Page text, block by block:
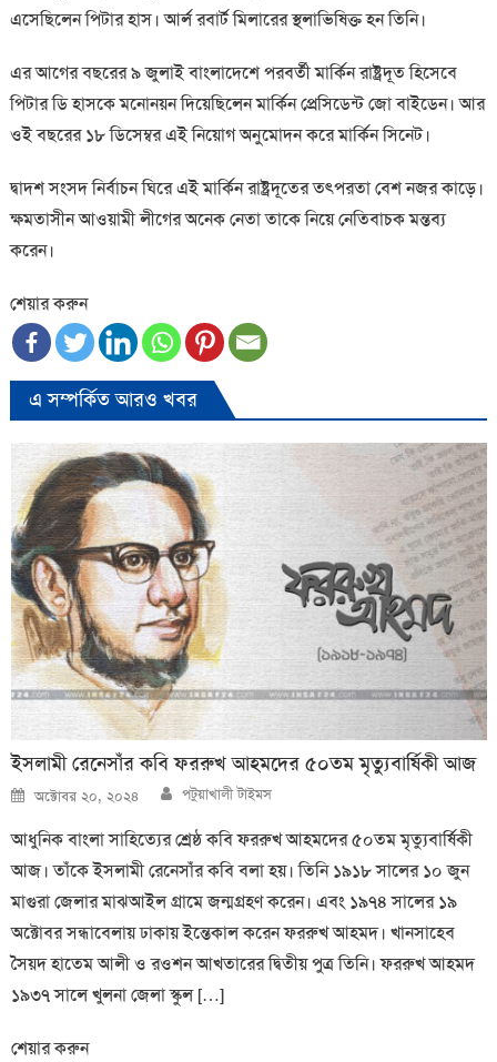
এসেছিলেন পিটার হাস। আর্ল রবার্ট মিলারের স্থলাভিষিক্ত হন তিনি।
এর আগের বছরের ৯ জুলাই বাংলাদেশে পরবর্তী মার্কিন রাষ্ট্রদূত হিসেবে
পিটার ডি হাসকে মনোনয়ন দিয়েছিলেন মার্কিন প্রেসিডেন্ট জো বাইডেন। আর
ওই বছরের ১৮ ডিসেম্বর এই নিয়োগ অনুমোদন করে মার্কিন সিনেট।
দ্বাদশ সংসদ নির্বাচন ঘিরে এই মার্কিন রাষ্ট্রদূতের তৎপরতা বেশ নজর কাড়ে।
ক্ষমতাসীন আওয়ামী লীগের অনেক নেতা তাকে নিয়ে নেতিবাচক মন্তব্য
করেন।
শেয়ার করুন
এ সম্পর্কিত আরও খবর
ইসলামী রেনেসাঁর কবি ফররুখ আহমদের ৫০তম মৃত্যুবার্ষিকী আজ
Posted
on
অক্টোবর ২০, ২০২৪ Author
পটুয়াখালী টাইমস
আধুনিক বাংলা সাহিত্যের শ্রেষ্ঠ কবি ফররুখ আহমদের ৫০তম মৃত্যুবার্ষিকী
আজ। তাঁকে ইসলামী রেনেসাঁর কবি বলা হয়। তিনি ১৯১৮ সালের ১০ জুন
মাগুরা জেলার মাঝআইল গ্রামে জন্মগ্রহণ করেন। এবং ১৯৭৪ সালের ১৯
অক্টোবর সন্ধাবেলায় ঢাকায় ইন্তেকাল করেন ফররুখ আহমদ। খানসাহেব
সৈয়দ হাতেম আলী ও রওশন আখতারের দ্বিতীয় পুত্র তিনি। ফররুখ আহমদ
১৯৩৭ সালে খুলনা জেলা স্কুল […]
শেয়ার করুন